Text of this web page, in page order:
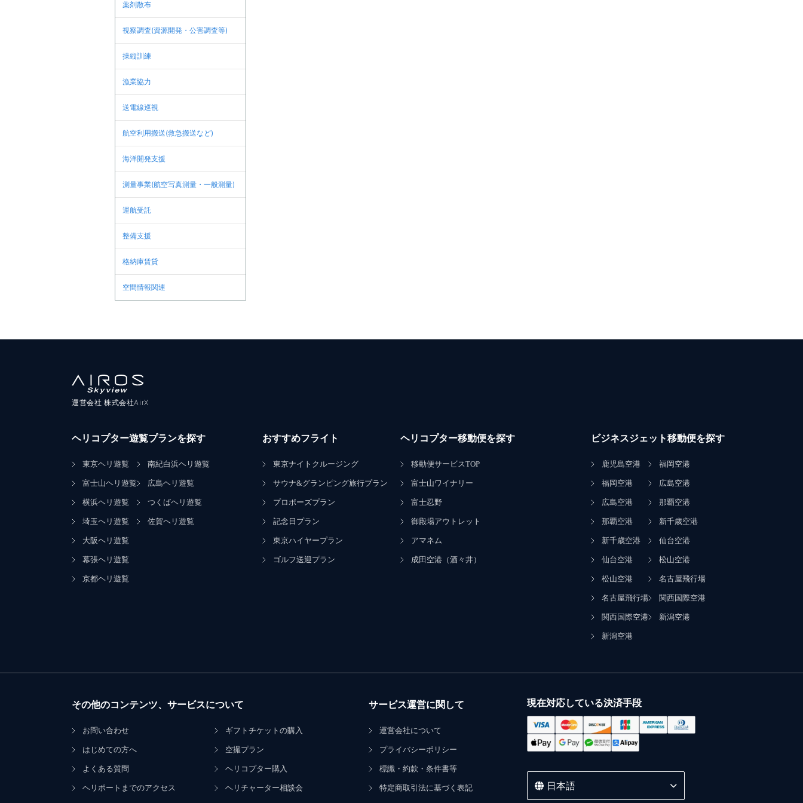
薬剤散布
視察調査(資源開発・公害調査等)
操縦訓練
漁業協力
送電線巡視
航空利用搬送(救急搬送など)
海洋開発支援
測量事業(航空写真測量・一般測量)
運航受託
整備支援
格納庫賃貸
空間情報関連
運営会社 株式会社AirX
ヘリコプター遊覧プランを探す
東京ヘリ遊覧
富士山ヘリ遊覧
横浜ヘリ遊覧
埼玉ヘリ遊覧
大阪ヘリ遊覧
幕張ヘリ遊覧
京都ヘリ遊覧
南紀白浜ヘリ遊覧
広島ヘリ遊覧
つくばヘリ遊覧
佐賀ヘリ遊覧
おすすめフライト
東京ナイトクルージング
サウナ&グランピング旅行プラン
プロポーズプラン
記念日プラン
東京ハイヤープラン
ゴルフ送迎プラン
ヘリコプター移動便を探す
移動便サービスTOP
富士山ワイナリー
富士忍野
御殿場アウトレット
アマネム
成田空港（酒々井）
ビジネスジェット移動便を探す
鹿児島空港
福岡空港
広島空港
那覇空港
新千歳空港
仙台空港
松山空港
名古屋飛行場
関西国際空港
新潟空港
福岡空港
広島空港
那覇空港
新千歳空港
仙台空港
松山空港
名古屋飛行場
関西国際空港
新潟空港
その他のコンテンツ、サービスについて
お問い合わせ
はじめての方へ
よくある質問
ヘリポートまでのアクセス
ギフトチケットの購入
空撮プラン
ヘリコプター購入
ヘリチャーター相談会
サービス運営に関して
運営会社について
プライバシーポリシー
標識・約款・条件書等
特定商取引法に基づく表記
現在対応している決済手段
日本語